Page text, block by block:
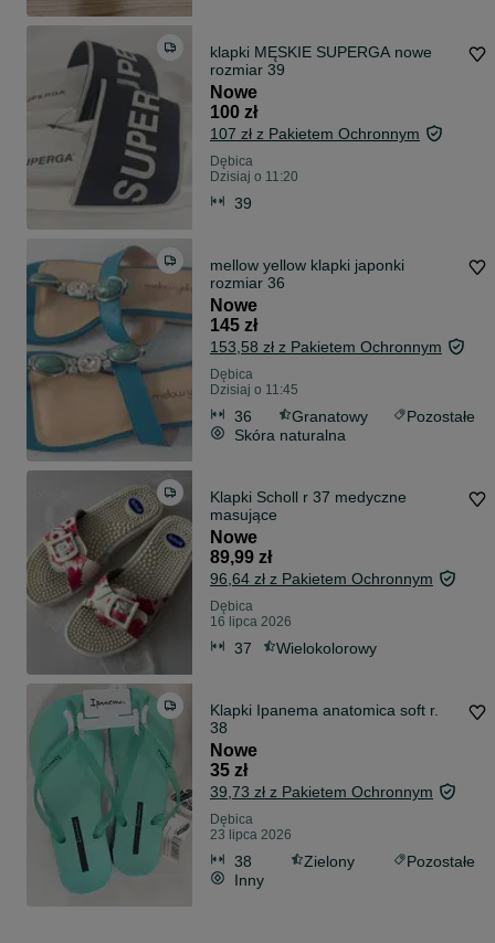
klapki MĘSKIE SUPERGA nowe
rozmiar 39
Nowe
100 zł
107 zł z Pakietem Ochronnym
Dębica
Dzisiaj o 11:20
39
mellow yellow klapki japonki
rozmiar 36
Nowe
145 zł
153,58 zł z Pakietem Ochronnym
Dębica
Dzisiaj o 11:45
36 Granatowy
Pozostałe
Skóra naturalna
Klapki Scholl r 37 medyczne
masujące
Nowe
89,99 zł
96,64 zł z Pakietem Ochronnym
Dębica
16 lipca 2026
37 Wielokolorowy
Klapki Ipanema anatomica soft r.
38
Nowe
35 zł
39,73 zł z Pakietem Ochronnym
Dębica
23 lipca 2026
38 Zielony
Pozostałe
Inny